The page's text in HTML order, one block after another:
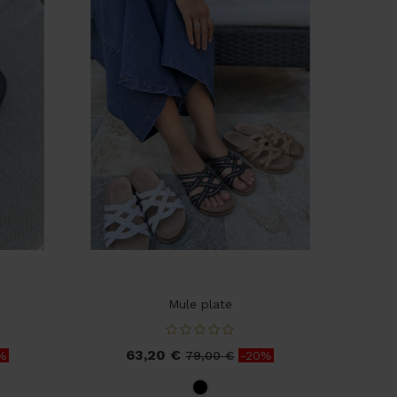
Mule plate
Prix
63,20 € Prix
base
79,00 € -20%
Noir